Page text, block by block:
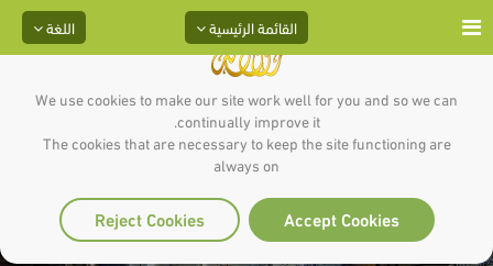
We use cookies to make our site work well for you and so we can
continually improve it.
The cookies that are necessary to keep the site functioning are
always on
Accept Cookies
Reject Cookies
اللغة القائمة الرئيسية
علمه عزوجل